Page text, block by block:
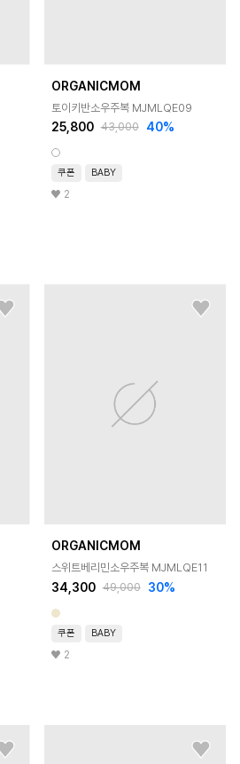
ORGANICMOM
토이키반소우주복 MJMLQE09
25,800 43,000 40%
쿠폰 BABY
2
ORGANICMOM
스위트베리민소우주복 MJMLQE11
34,300 49,000 30%
쿠폰 BABY
2